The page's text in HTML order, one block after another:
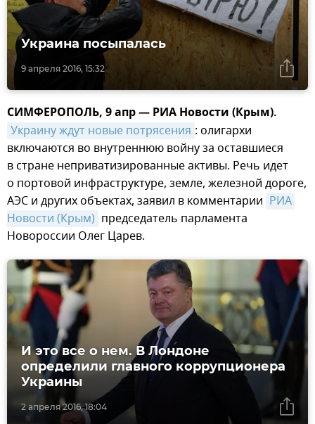
9 апреля 2016, 15:32
Украина посыпалась
СИМФЕРОПОЛЬ, 9 апр — РИА Новости (Крым).
Украину ждут новые потрясения : олигархи
включаются во внутреннюю войну за оставшиеся
в стране неприватизированные активы. Речь идет
о портовой инфраструктуре, земле, железной дороге,
АЭС и других объектах, заявил в комментарии РИА
Новости (Крым) председатель парламента
Новороссии Олег Царев.
2 апреля 2016, 18:04
И это все о нем. В Лондоне
определили главного коррупционера
Украины